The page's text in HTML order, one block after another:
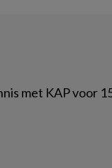
met KAP voor